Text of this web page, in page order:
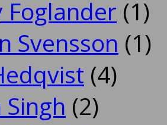
Foglander (1)
Svensson (1)
(4)
Singh (2)